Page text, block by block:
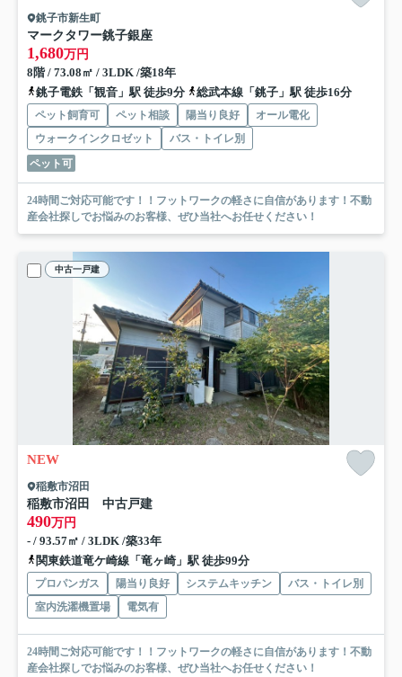
銚子市新生町
マークタワー銚子銀座
1,680万円
8階 / 73.08㎡ / 3LDK /築18年
銚子電鉄「観音」駅 徒歩9分
総武本線「銚子」駅 徒歩16分
ペット飼育可 ペット相談 陽当り良好
オール電化
ウォークインクロゼット
バス・トイレ別
ペット可
24時間ご対応可能です！！フットワークの軽さに自信があります！不動
産会社探しでお悩みのお客様、ぜひ当社へお任せください！
中古一戸建
NEW
稲敷市沼田
稲敷市沼田 中古戸建
490万円
- / 93.57㎡ / 3LDK /築33年
関東鉄道竜ケ崎線「竜ヶ崎」駅 徒歩99分
プロパンガス 陽当り良好 システムキッチン
バス・トイレ別
室内洗濯機置場
電気有
24時間ご対応可能です！！フットワークの軽さに自信があります！不動
産会社探しでお悩みのお客様、ぜひ当社へお任せください！